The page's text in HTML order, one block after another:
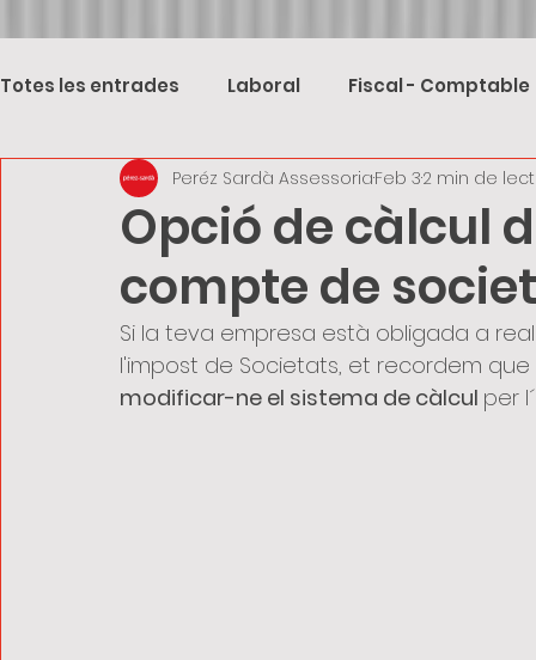
Totes les entrades Laboral Fiscal - Comptable
Opció de càlcul
compte de
Peréz Sardà AssessoriaFeb 32 min de
Si la teva empresa està obligada a
l'impost de Societats, et recordem
modificar-ne el sistema de càlcul per